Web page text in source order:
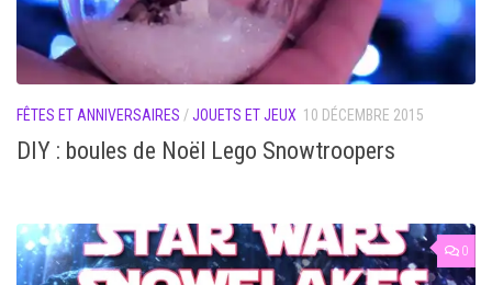
FÊTES ET ANNIVERSAIRES /JOUETS ET JEUX 10 DÉCEMBRE 2015
DIY : boules de Noël Lego Snowtroopers
0